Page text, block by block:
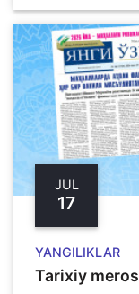
JUL
17
YANGILIKLAR
Tarixiy